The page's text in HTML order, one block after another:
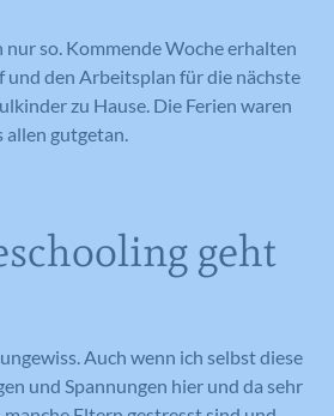
so. Kommende Woche erhalten
den Arbeitsplan für die nächste
zu Hause. Die Ferien waren
allen gutgetan.
geht
Auch wenn ich selbst diese
und Spannungen hier und da sehr